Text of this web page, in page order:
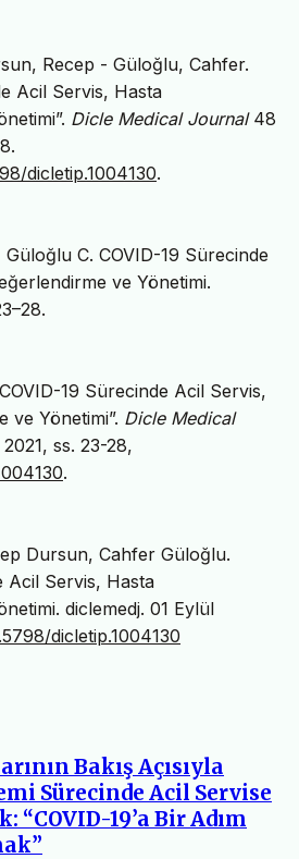
Recep - Güloğlu, Cahfer.
Acil Servis, Hasta
Dicle Medical Journal48
dicletip.1004130.
C. COVID-19 Sürecinde
ve Yönetimi.
19 Sürecinde Acil Servis,
ve Yönetimi”. Dicle Medical
ss. 23-28,
.
Dursun, Cahfer Güloğlu.
Acil Servis, Hasta
diclemedj. 01 Eylül
dicletip.1004130
Bakış Açısıyla
Sürecinde Acil Servise
“COVID-19’a Bir Adım